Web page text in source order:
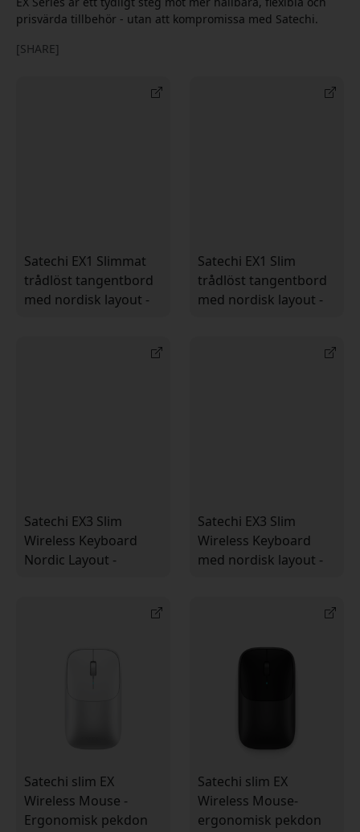
prisvärda tillbehör - utan att kompromissa med Satechi.
[SHARE]
Satechi EX1 Slimmat
trådlöst tangentbord
med nordisk layout -
Satechi EX1 Slim
trådlöst tangentbord
med nordisk layout -
Satechi EX3 Slim
Wireless Keyboard
Nordic Layout -
Satechi EX3 Slim
Wireless Keyboard
med nordisk layout -
Satechi slim EX
Wireless Mouse -
Ergonomisk pekdon
Satechi slim EX
Wireless Mouse-
ergonomisk pekdon